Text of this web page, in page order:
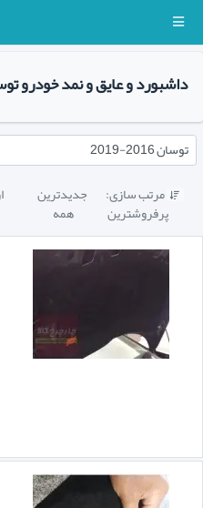
داشبورد و عایق و نمد خودرو توسان ۲۰۱۶-۲۰۱۷-
توسان 2016-2019
 مرتب سازی: جدیدترین
پرفروشترین
همه